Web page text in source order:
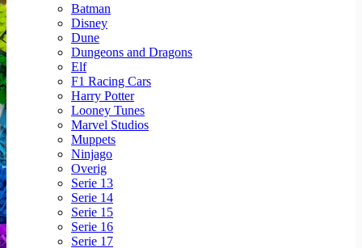
Batman
Disney
Dune
Dungeons and Dragons
Elf
F1 Racing Cars
Harry Potter
Looney Tunes
Marvel Studios
Muppets
Ninjago
Overig
Serie 13
Serie 14
Serie 15
Serie 16
Serie 17